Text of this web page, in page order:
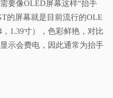
要像OLED屏幕这样“抬手
的屏幕就是目前流行的OLE
1.39寸），色彩鲜艳，对比
示会费电，因此通常为抬手